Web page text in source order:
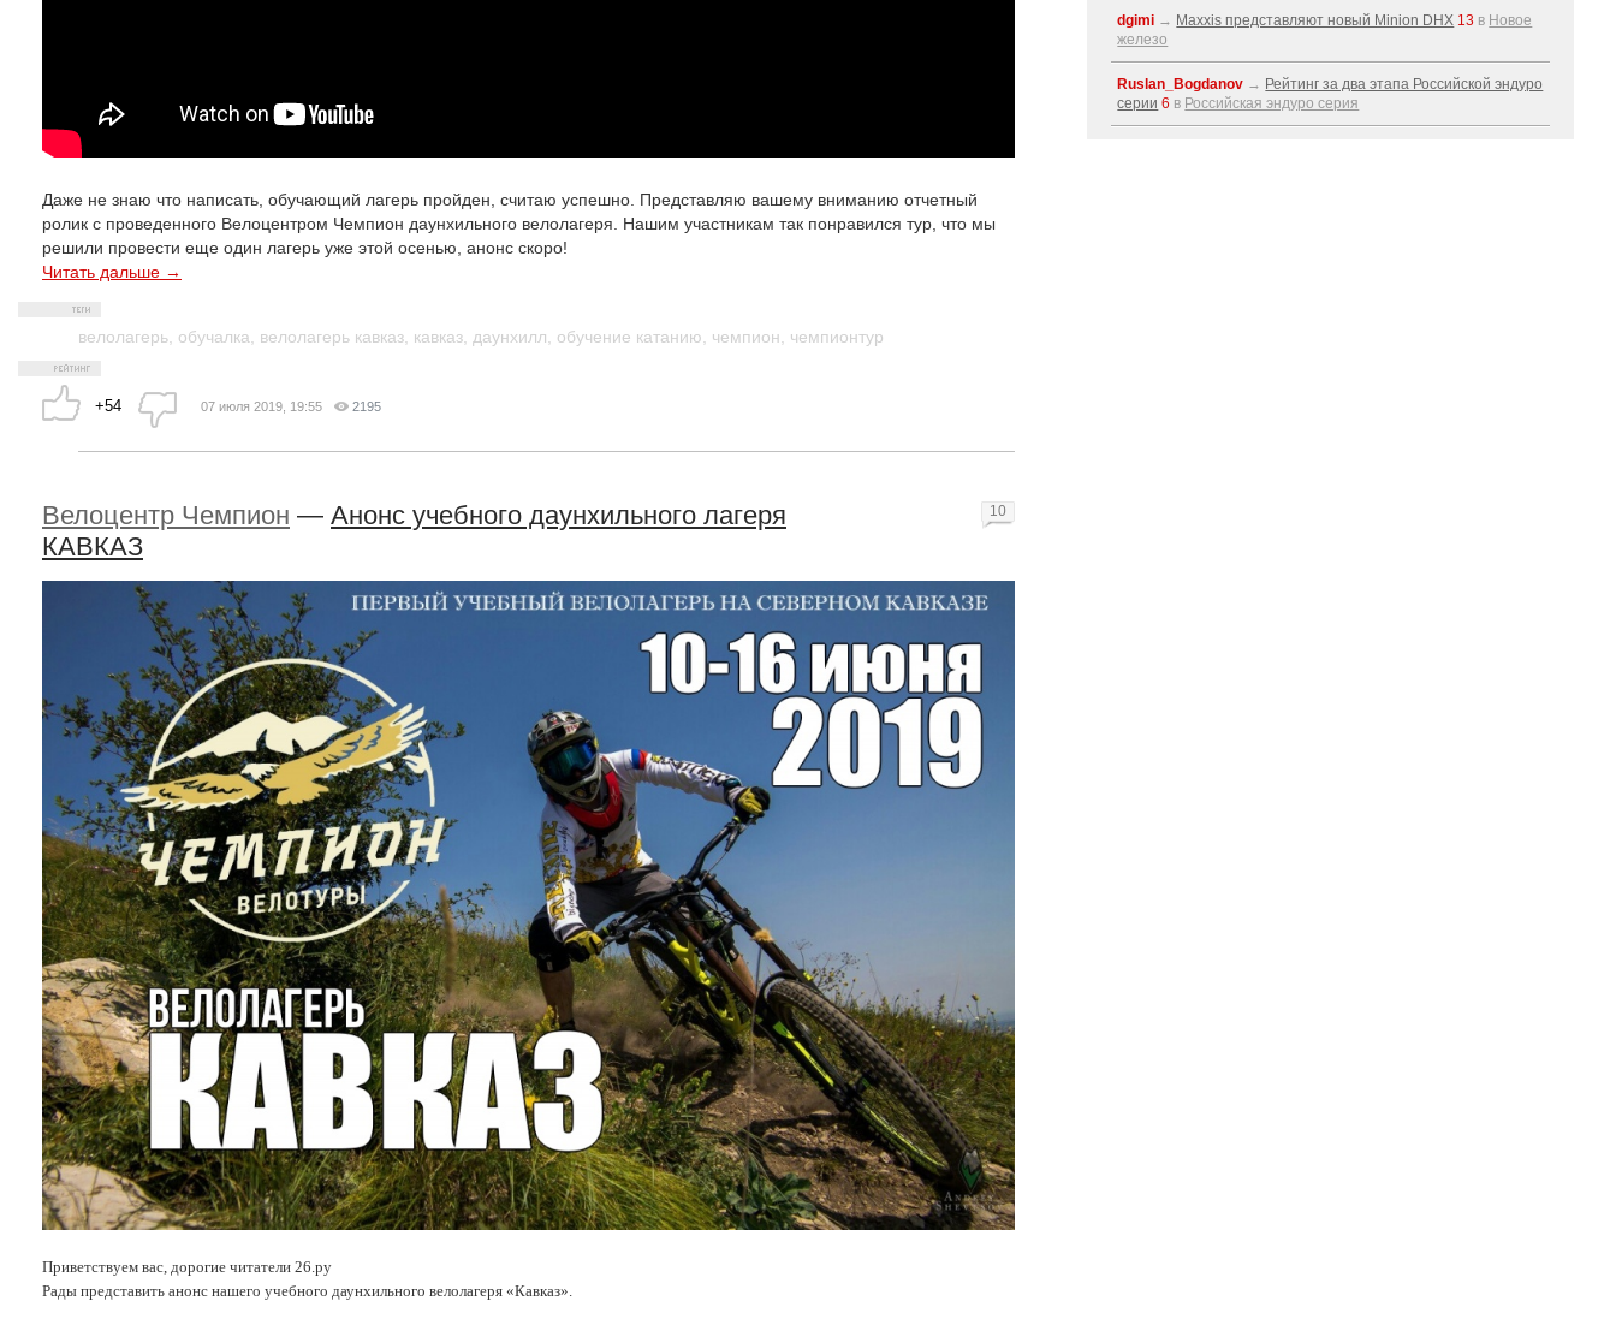
Даже не знаю что написать, обучающий лагерь пройден, считаю успешно. Представляю вашему вниманию отчетный
ролик с проведенного Велоцентром Чемпион даунхильного велолагеря. Нашим участникам так понравился тур, что мы
решили провести еще один лагерь уже этой осенью, анонс скоро!
Читать дальше →
велолагерь обучалка велолагерь кавказ кавказ даунхилл обучение катанию чемпион чемпионтур
+54 07 июля 2019, 19:55 2195
Велоцентр Чемпион — Анонс учебного даунхильного лагеря
КАВКАЗ
Приветствуем вас, дорогие читатели 26.ру
Рады представить анонс нашего учебного даунхильного велолагеря «Кавказ».
10
dgimi → Maxxis представляют новый Minion DHX 13 в Новое
железо
Ruslan_Bogdanov → Рейтинг за два этапа Российской эндуро
серии 6 в Российская эндуро серия